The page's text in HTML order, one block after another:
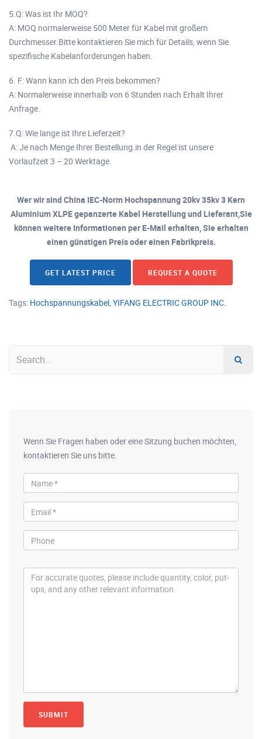
5.Q: Was ist Ihr MOQ?
A: MOQ normalerweise 500 Meter für Kabel mit großem
Durchmesser.Bitte kontaktieren Sie mich für Details, wenn Sie
spezifische Kabelanforderungen haben.
6. F: Wann kann ich den Preis bekommen?
A: Normalerweise innerhalb von 6 Stunden nach Erhalt Ihrer
Anfrage.
7.Q: Wie lange ist Ihre Lieferzeit?
A: Je nach Menge Ihrer Bestellung.in der Regel ist unsere
Vorlaufzeit 3 – 20 Werktage.
Wer wir sind China IEC-Norm Hochspannung 20kv 35kv 3 Kern
Aluminium XLPE gepanzerte Kabel Herstellung und Lieferant,Sie
können weitere Informationen per E-Mail erhalten, Sie erhalten
einen günstigen Preis oder einen Fabrikpreis.
GET LATEST PRICE REQUEST A QUOTE
Tags: Hochspannungskabel, YIFANG ELECTRIC GROUP INC.
Wenn Sie Fragen haben oder eine Sitzung buchen möchten,
kontaktieren Sie uns bitte.